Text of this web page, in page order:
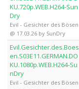
KU.720p.WEB.H264-Sun
Dry
Evil - Gesichter des Bösen
@ 17.03.26 by SunDry
Evil.Gesichter.des.Boes
en.S03E11.GERMAN.DO
KU.1080p.WEB.H264-Su
nDry
Evil - Gesichter des Bösen